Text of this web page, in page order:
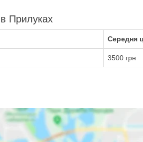
Прилуках
Середня
3500 грн